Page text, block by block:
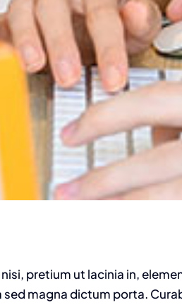
pretium ut lacinia in,
sed magna dictum porta.